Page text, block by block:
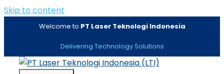
Skip to content
Welcome to PT Laser Teknologi Indonesia
Delivering Technology Solutions